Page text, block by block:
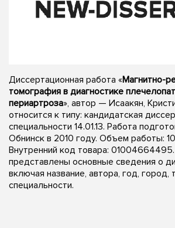
Диссертационная работа «Магнитно-
томография в диагностике
периартроза», автор — Исаакян,
относится к типу: кандидатская
специальности 14.01.13. Работа
Обнинск в 2010 году. Объем работы:
Внутренний код товара:
представлены основные сведения о
включая название, автора, год,
специальности.